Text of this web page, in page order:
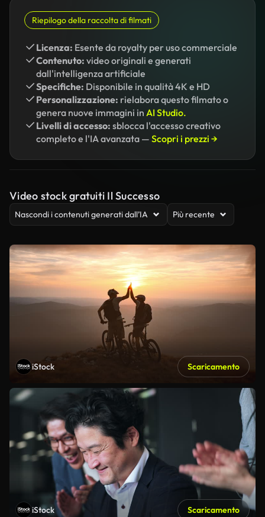
Riepilogo della raccolta di filmati
Licenza: Esente da royalty per uso commerciale
Contenuto: video originali e generati
dall'intelligenza artificiale
Specifiche: Disponibile in qualità 4K e HD
Personalizzazione: rielabora questo filmato o
genera nuove immagini in AI Studio.
Livelli di accesso: sblocca l'accesso creativo
completo e l'IA avanzata — Scopri i prezzi →
Video stock gratuiti Il Successo
Nascondi i contenuti generati dall’IA Più recente
iStock Scaricamento
iStock Scaricamento